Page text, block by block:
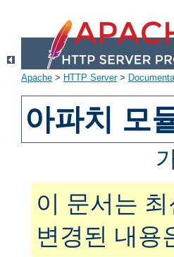
Apache > HTTP Server>
아파치 모
이 문서는
변경된 내용